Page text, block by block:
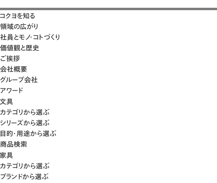
コクヨを知る
領域の広がり
社員とモノ・コトづくり
価値観と歴史
ご挨拶
会社概要
グループ会社
アワード
文具
カテゴリから選ぶ
シリーズから選ぶ
目的・用途から選ぶ
商品検索
家具
カテゴリから選ぶ
ブランドから選ぶ